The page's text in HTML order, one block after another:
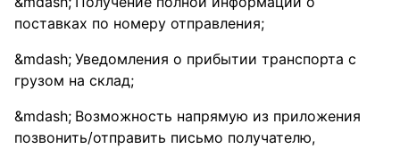
поставках по номеру отправления;
Уведомления о прибытии транспорта с
грузом на склад;
Возможность напрямую из приложения
позвонить/отправить письмо получателю,